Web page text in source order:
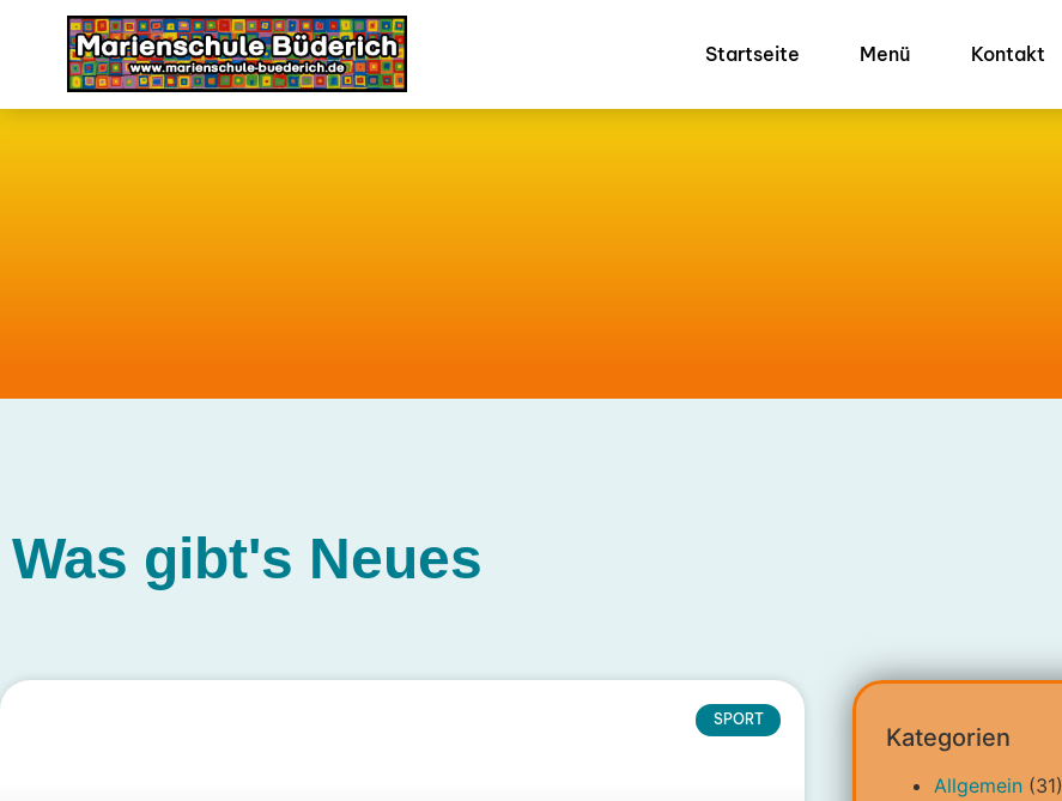
Startseite Menü Kontakt
Was gibt's Neues
SPORT
Kategorien
Allgemein(31)